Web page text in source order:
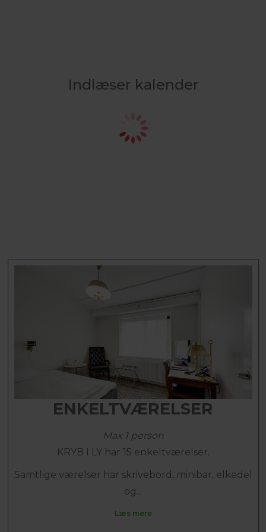
Indlæser kalender
ENKELTVÆRELSER
Max 1 person
KRYB I LY har 15 enkeltværelser.
Samtlige værelser har skrivebord, minibar, elkedel
og...
Læs mere